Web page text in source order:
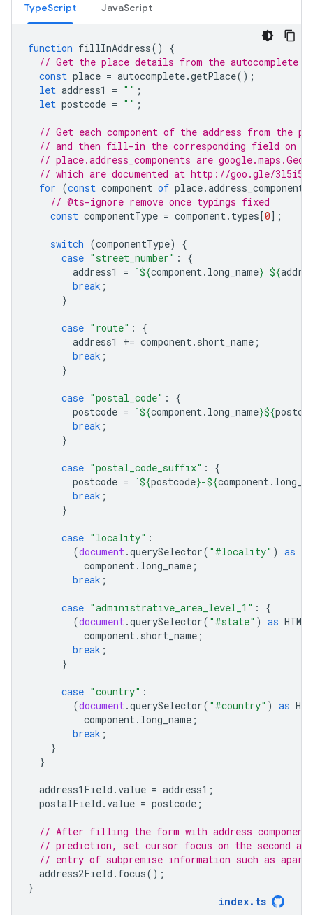
TypeScript JavaScript
function fillInAddress()
{
// Get the place details from the autocomplete
const place = autocomplete.getPlace();
let address1 = "" ;
let postcode = "" ;
// Get each component of the address from the
// and then fill-in the corresponding field on
// place.address_components are
// which are documented at http://goo.gle/
for (const component of place.address_components
// @ts-ignore remove once typings fixed
const componentType = component . types[0];
switch (componentType)
{
case "street_number" :
{
address1
= `${component . long_name} ${
break ;
}
case "route" :
{
address1
+= component . short_name ;
break ;
}
case "postal_code" :
{
postcode = `${component . long_name}${
break ;
}
case "postal_code_suffix" :
{
postcode = `${postcode}-${component .
break ;
}
case "locality" :
(document .querySelector( "#locality" ) as
component . long_name ;
break ;
case "administrative_area_level_1" :
{
(document .querySelector( "#state" ) as
component . short_name ;
break ;
}
case "country" :
(document .querySelector( "#country" ) as
component . long_name ;
break ;
}
}
address1Field .value = address1 ;
postalField .value = postcode ;
// After filling the form with address components
// prediction, set cursor focus on the second
// entry of subpremise information such as
address2Field . focus();
}
index. ts